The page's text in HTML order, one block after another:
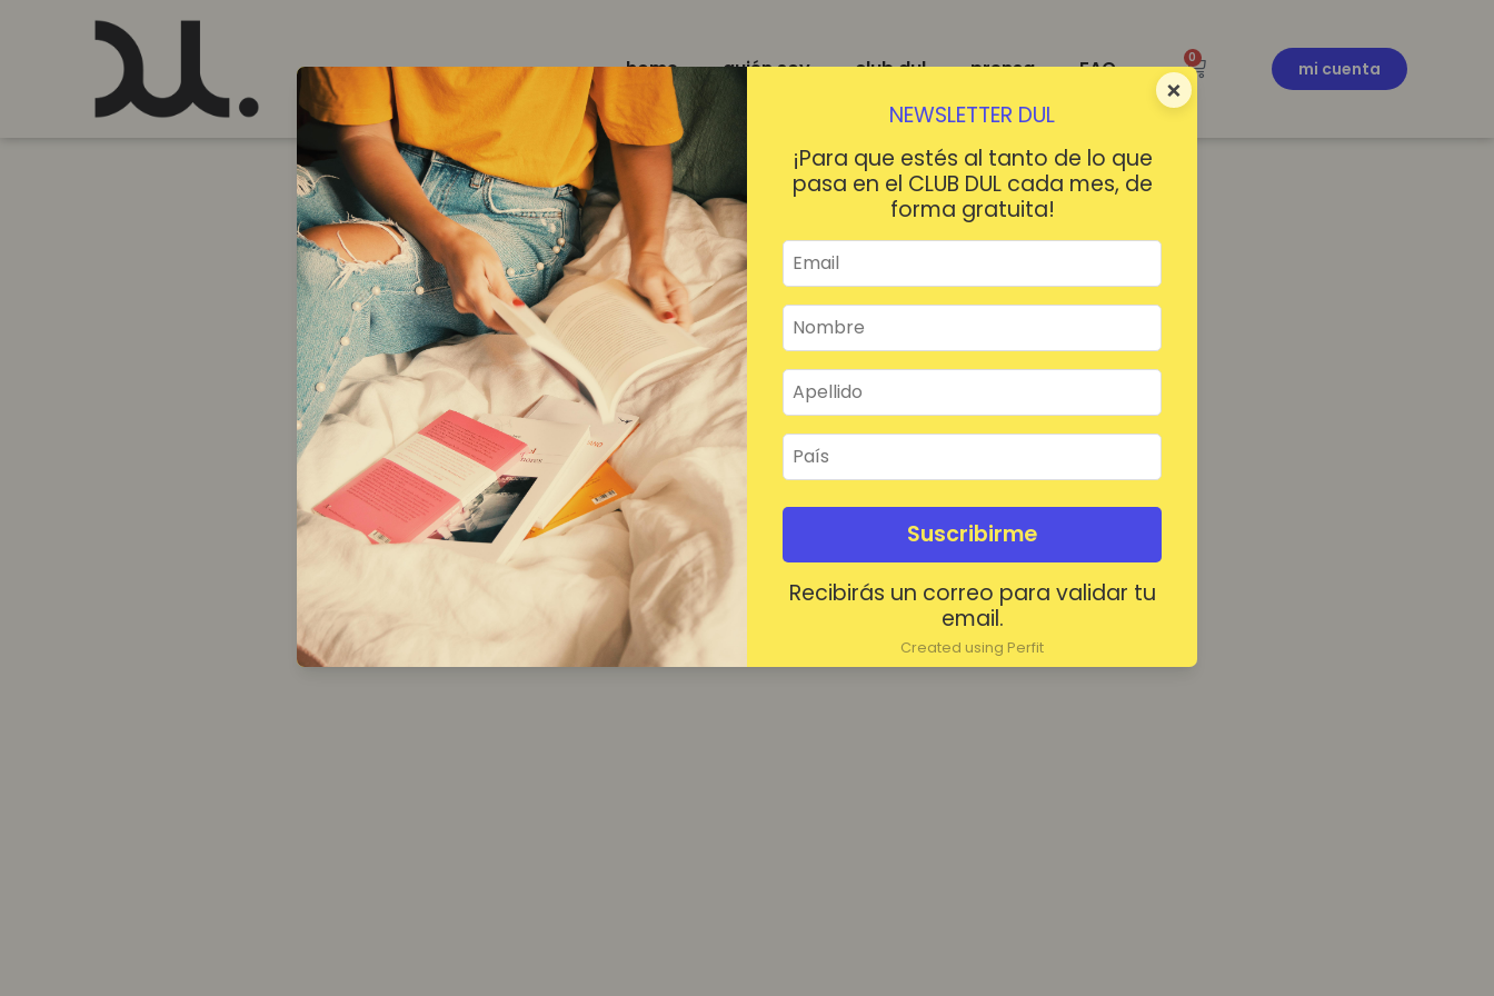
×
NEWSLETTER DUL
¡Para que estés al tanto de lo que
pasa en el CLUB DUL cada mes, de
forma gratuita!
Suscribirme
Recibirás un correo para validar tu
email.
Created using Perfit
home quién soy club dul prensa FAQ 0
mi cuenta
¡HOLA!
Mantenerme conectado ¿Contraseña olvidada?
Acceder